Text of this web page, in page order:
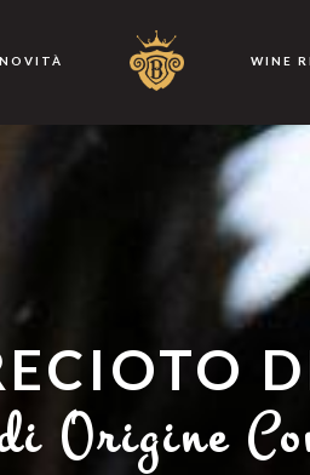
NOVITÀ WINE
di Origine